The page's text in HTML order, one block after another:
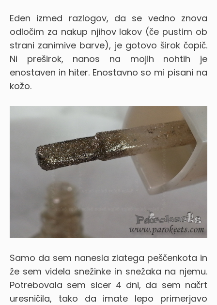
Eden izmed razlogov, da se vedno znova
odločim za nakup njihov lakov (če pustim ob
strani zanimive barve), je gotovo širok čopič.
Ni preširok, nanos na mojih nohtih je
enostaven in hiter. Enostavno so mi pisani na
kožo.
Samo da sem nanesla zlatega peščenkota in
že sem videla snežinke in snežaka na njemu.
Potrebovala sem sicer 4 dni, da sem načrt
uresničila, tako da imate lepo primerjavo